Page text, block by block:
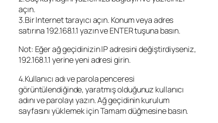
açın.
3.Bir Internet tarayıcı açın. Konum veya adres
satırına 192.168.1.1 yazın ve ENTER tuşuna basın.
Not: Eğer ağ geçidinizin IP adresini değiştirdiyseniz,
192.168.1.1 yerine yeni adresi girin.
4.Kullanıcı adı ve parola penceresi
görüntülendiğinde, yaratmış olduğunuz kullanıcı
adını ve parolayı yazın. Ağ geçidinin kurulum
sayfasını yüklemek için Tamam düğmesine basın.